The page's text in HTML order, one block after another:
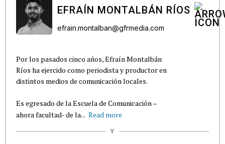
EFRAÍN MONTALBÁN RÍOS
efrain.montalban@gfrmedia.com
Por los pasados cinco años, Efraín Montalbán
Ríos ha ejercido como periodista y productor en
distintos medios de comunicación locales.
Es egresado de la Escuela de Comunicación –
ahora facultad- de la... Read more
Y